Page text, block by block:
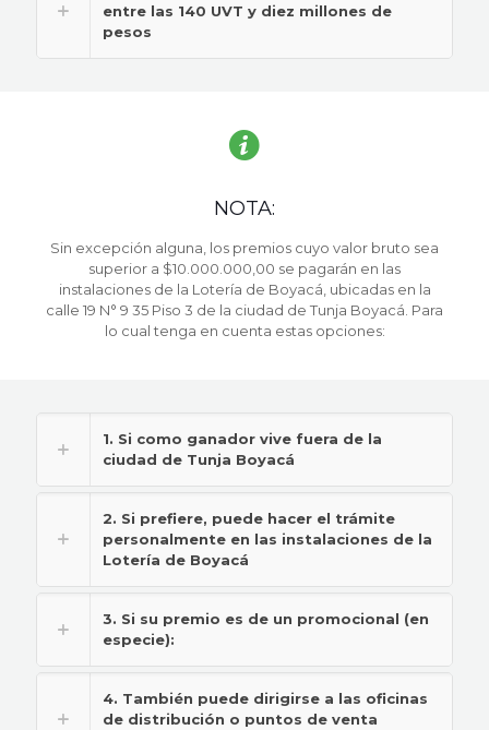
entre las 140 UVT y diez millones de
pesos
NOTA:
Sin excepción alguna, los premios cuyo valor bruto sea
superior a $10.000.000,00 se pagarán en las
instalaciones de la Lotería de Boyacá, ubicadas en la
calle 19 N° 9 35 Piso 3 de la ciudad de Tunja Boyacá. Para
lo cual tenga en cuenta estas opciones:
1. Si como ganador vive fuera de la
ciudad de Tunja Boyacá
2. Si prefiere, puede hacer el trámite
personalmente en las instalaciones de la
Lotería de Boyacá
3. Si su premio es de un promocional (en
especie):
4. También puede dirigirse a las oficinas
de distribución o puntos de venta